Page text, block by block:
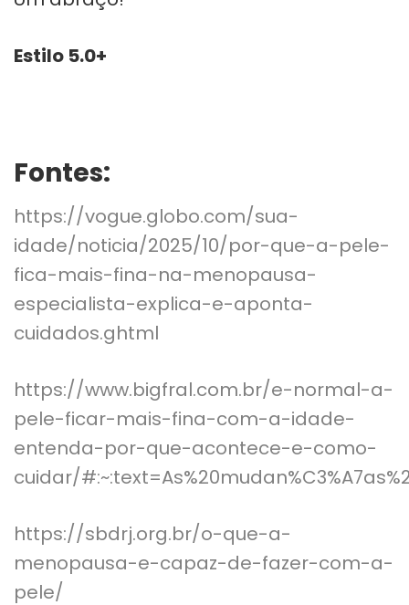
Estilo 5.0+
Fontes:
https://vogue.globo.com/sua-
idade/noticia/2025/10/por-que-a-pele-
fica-mais-fina-na-menopausa-
especialista-explica-e-aponta-
cuidados.ghtml
https://www.bigfral.com.br/e-normal-a-
pele-ficar-mais-fina-com-a-idade-
entenda-por-que-acontece-e-como-
cuidar/
https://sbdrj.org.br/o-que-a-
menopausa-e-capaz-de-fazer-com-a-
pele/